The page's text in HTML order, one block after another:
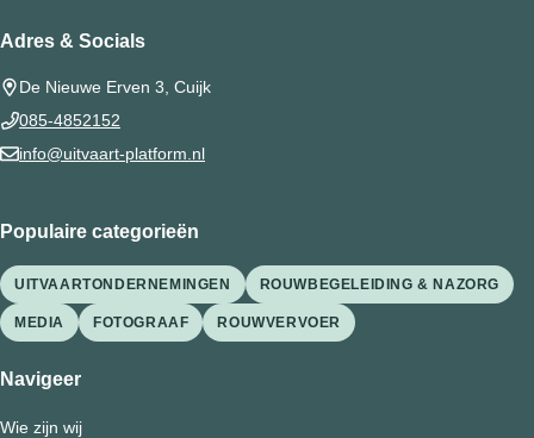
Adres & Socials
De Nieuwe Erven 3, Cuijk
085-4852152
info@uitvaart-platform.nl
Populaire categorieën
UITVAARTONDERNEMINGEN ROUWBEGELEIDING & NAZORG
MEDIA FOTOGRAAF ROUWVERVOER
Navigeer
Wie zijn wij